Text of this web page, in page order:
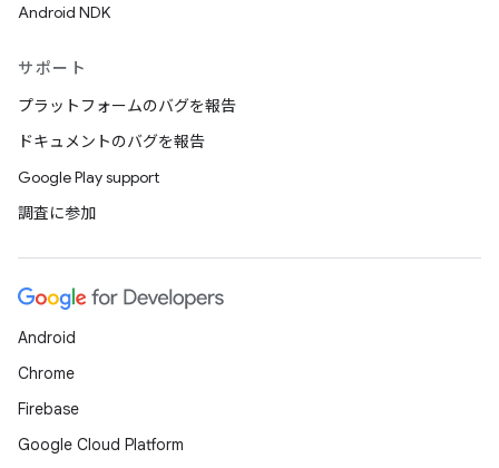
Android NDK
サポート
プラットフォームのバグを報告
ドキュメントのバグを報告
Google Play support
調査に参加
Android
Chrome
Firebase
Google Cloud Platform